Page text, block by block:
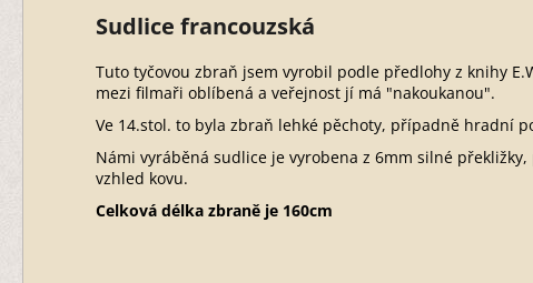
Sudlice francouzská
Tuto tyčovou zbraň jsem vyrobil podle předlohy z knihy
mezi filmaři oblíbená a veřejnost jí má "nakoukanou".
Ve 14.stol. to byla zbraň lehké pěchoty, případně hradní
Námi vyráběná sudlice je vyrobena z 6mm silné
vzhled kovu.
Celková délka zbraně je 160cm